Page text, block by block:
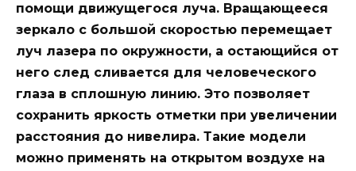
помощи движущегося луча. Вращающееся
зеркало с большой скоростью перемещает
луч лазера по окружности, а остающийся от
него след сливается для человеческого
глаза в сплошную линию. Это позволяет
сохранить яркость отметки при увеличении
расстояния до нивелира. Такие модели
можно применять на открытом воздухе на